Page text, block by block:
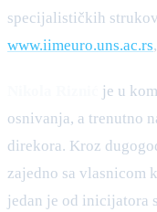
specijalističkih
www.iimeuro.uns.ac.rs
je u
osnivanja, a trenutno
direkora. Kroz
zajedno sa vlasnicom
jedan je od inicijatora